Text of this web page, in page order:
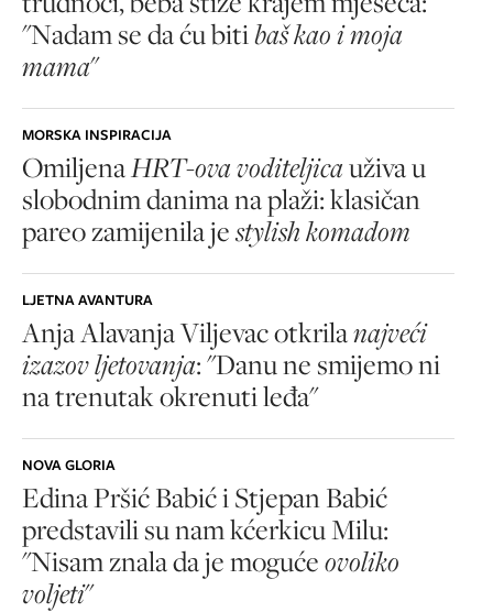
"Nadam se da ću bitibaš kao i moja
mama"
MORSKA INSPIRACIJA
OmiljenaHRT-ova voditeljicauživa u
slobodnim danima na plaži: klasičan
pareo zamijenila jestylish komadom
LJETNA AVANTURA
Anja Alavanja Viljevac otkrilanajveći
izazov ljetovanja: "Danu ne smijemo ni
na trenutak okrenuti leđa"
NOVA GLORIA
Edina Pršić Babić i Stjepan Babić
predstavili su nam kćerkicu Milu:
"Nisam znala da je mogućeovoliko
voljeti"